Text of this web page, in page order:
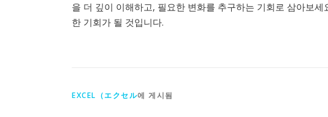
을 더 깊이 이해하고, 필요한 변화를 추구하는 기회로 삼아보
한 기회가 될 것입니다.
EXCEL（エクセル에 게시됨